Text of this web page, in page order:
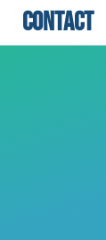
Contact